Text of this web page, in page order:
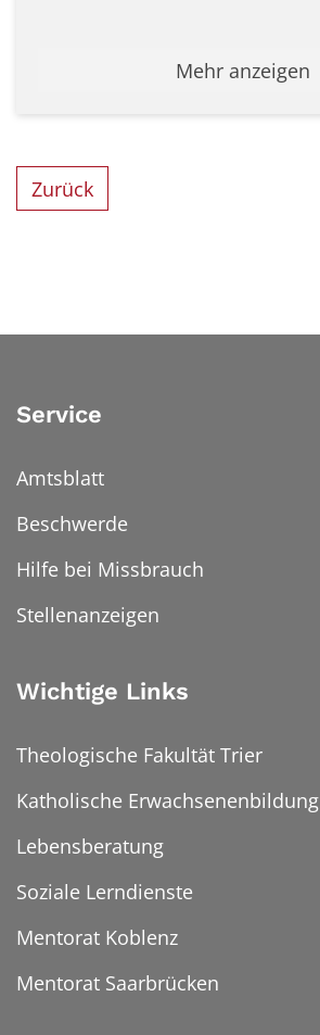
Mehr anzeigen
Zurück
Service
Amtsblatt
Beschwerde
Hilfe bei Missbrauch
Stellenanzeigen
Wichtige Links
Theologische Fakultät Trier
Katholische Erwachsenenbildung
Lebensberatung
Soziale Lerndienste
Mentorat Koblenz
Mentorat Saarbrücken